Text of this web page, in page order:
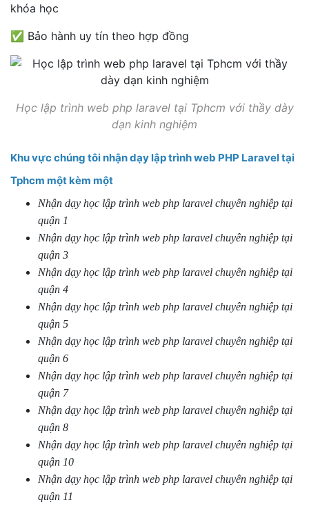
khóa học
✅ Bảo hành uy tín theo hợp đồng
Học lập trình web php laravel tại Tphcm với thầy dày
dạn kinh nghiệm
Khu vực chúng tôi nhận dạy lập trình web PHP Laravel tại
Tphcm một kèm một
Nhận dạy học lập trình web php laravel chuyên nghiệp tại
quận 1
Nhận dạy học lập trình web php laravel chuyên nghiệp tại
quận 3
Nhận dạy học lập trình web php laravel chuyên nghiệp tại
quận 4
Nhận dạy học lập trình web php laravel chuyên nghiệp tại
quận 5
Nhận dạy học lập trình web php laravel chuyên nghiệp tại
quận 6
Nhận dạy học lập trình web php laravel chuyên nghiệp tại
quận 7
Nhận dạy học lập trình web php laravel chuyên nghiệp tại
quận 8
Nhận dạy học lập trình web php laravel chuyên nghiệp tại
quận 10
Nhận dạy học lập trình web php laravel chuyên nghiệp tại
quận 11